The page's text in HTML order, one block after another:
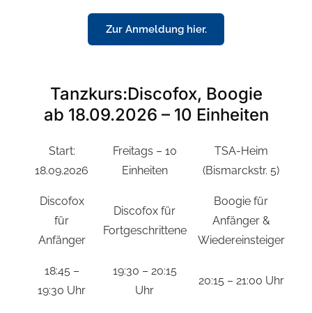
Zur Anmeldung hier.
Tanzkurs:Discofox, Boogie
ab 18.09.2026 – 10 Einheiten
Start:
18.09.2026
Freitags – 10
Einheiten
TSA-Heim
(Bismarckstr. 5)
Discofox
für
Anfänger
Discofox für
Fortgeschrittene
Boogie für
Anfänger &
Wiedereinsteiger
18:45 –
19:30 Uhr
19:30 – 20:15
Uhr
20:15 – 21:00 Uhr